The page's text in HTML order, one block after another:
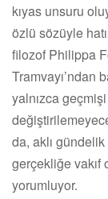
kıyas unsuru
özlü sözüyle
filozof Philippa
Tramvayı’ndan
yalnızca
da, aklı
gerçekliğe vakıf
yorumluyor.